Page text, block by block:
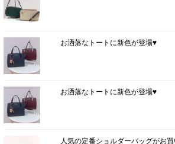
お洒落なトートに新色が登場♥
お洒落なトートに新色が登場♥
人気の定番ショルダーバッグがお